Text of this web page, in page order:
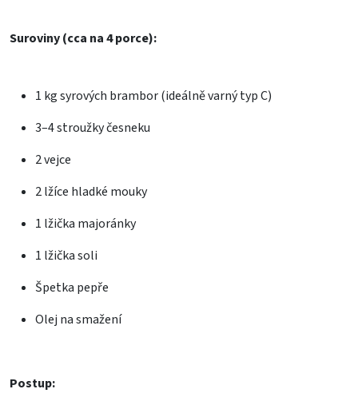
Suroviny (cca na 4 porce):
1 kg syrových brambor (ideálně varný typ C)
3–4 stroužky česneku
2 vejce
2 lžíce hladké mouky
1 lžička majoránky
1 lžička soli
Špetka pepře
Olej na smažení
Postup: